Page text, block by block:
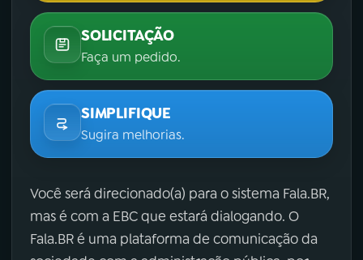
SOLICITAÇÃO
Faça um pedido.
SIMPLIFIQUE
Sugira melhorias.
Você será direcionado(a) para o sistema Fala.BR,
mas é com a EBC que estará dialogando. O
Fala.BR é uma plataforma de comunicação da